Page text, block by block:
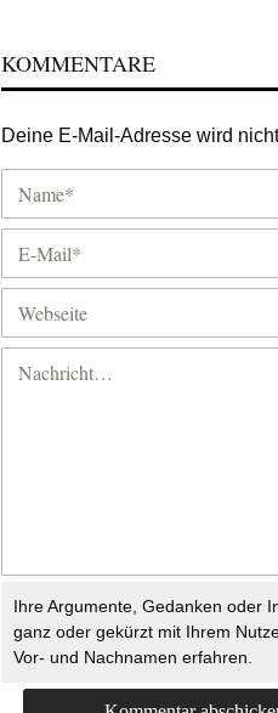
KOMMENTARE
Deine E-Mail-Adresse wird
Ihre Argumente, Gedanken oder
ganz oder gekürzt mit Ihrem
Vor- und Nachnamen erfahren.